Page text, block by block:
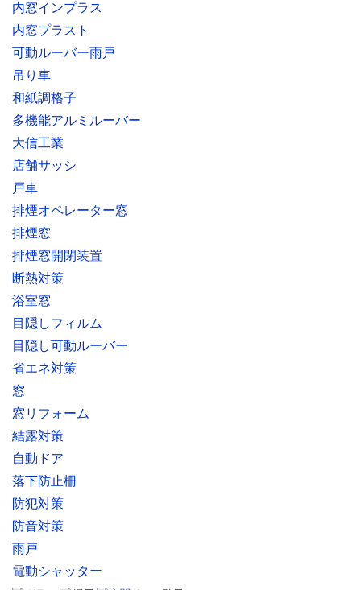
内窓インプラス
内窓プラスト
可動ルーバー雨戸
吊り車
和紙調格子
多機能アルミルーバー
大信工業
店舗サッシ
戸車
排煙オペレーター窓
排煙窓
排煙窓開閉装置
断熱対策
浴室窓
目隠しフィルム
目隠し可動ルーバー
省エネ対策
窓
窓リフォーム
結露対策
自動ドア
落下防止柵
防犯対策
防音対策
雨戸
電動シャッター